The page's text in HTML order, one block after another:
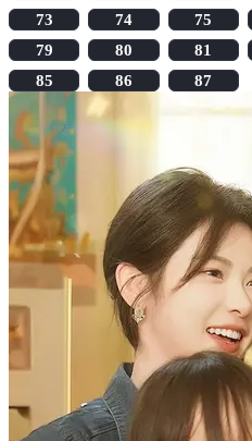
73
74 75
79
80 81
85
86 87